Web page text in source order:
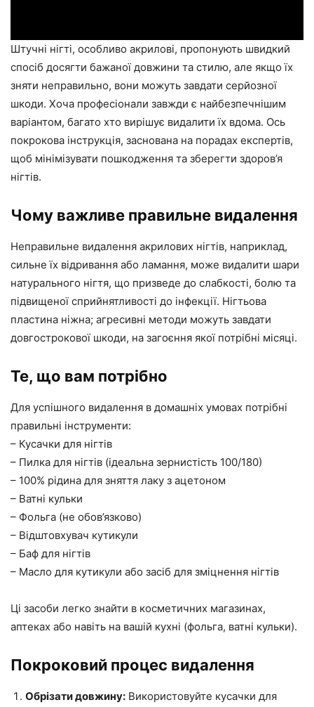
Штучні нігті, особливо акрилові, пропонують швидкий
спосіб досягти бажаної довжини та стилю, але якщо їх
зняти неправильно, вони можуть завдати серйозної
шкоди. Хоча професіонали завжди є найбезпечнішим
варіантом, багато хто вирішує видалити їх вдома. Ось
покрокова інструкція, заснована на порадах експертів,
щоб мінімізувати пошкодження та зберегти здоров’я
нігтів.
Чому важливе правильне видалення
Неправильне видалення акрилових нігтів, наприклад,
сильне їх відривання або ламання, може видалити шари
натурального нігтя, що призведе до слабкості, болю та
підвищеної сприйнятливості до інфекції. Нігтьова
пластина ніжна; агресивні методи можуть завдати
довгострокової шкоди, на загоєння якої потрібні місяці.
Те, що вам потрібно
Для успішного видалення в домашніх умовах потрібні
правильні інструменти:
– Кусачки для нігтів
– Пилка для нігтів (ідеальна зернистість 100/180)
– 100% рідина для зняття лаку з ацетоном
– Ватні кульки
– Фольга (не обов’язково)
– Відштовхувач кутикули
– Баф для нігтів
– Масло для кутикули або засіб для зміцнення нігтів
Ці засоби легко знайти в косметичних магазинах,
аптеках або навіть на вашій кухні (фольга, ватні кульки).
Покроковий процес видалення
Обрізати довжину: Використовуйте кусачки для